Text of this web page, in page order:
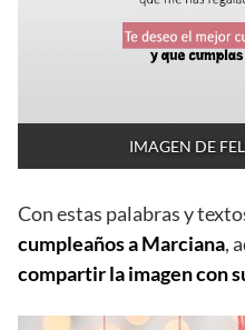
IMAGEN DE
Con estas palabras y
cumpleaños a Marciana,
compartir la imagen con